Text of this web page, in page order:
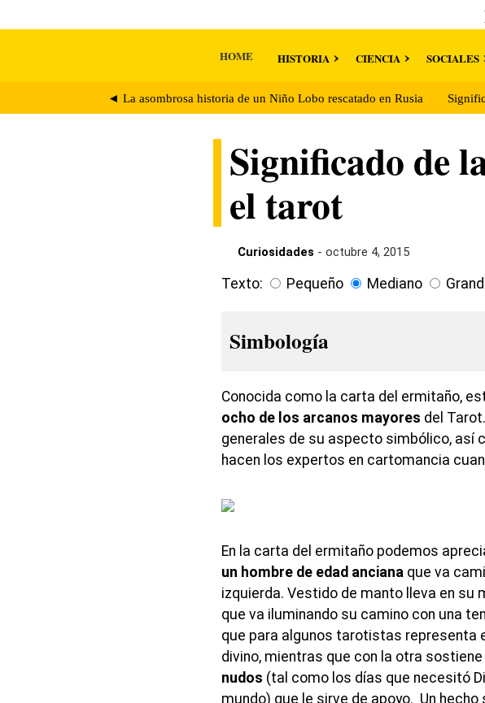
HOME HISTORIA CIENCIA SOCIALES
◄ La asombrosa historia de un Niño Lobo rescatado en Rusia
Significado de
el tarot
Curiosidades - octubre 4, 2015
Texto: Pequeño Mediano
Simbología
Conocida como la carta del ermitaño,
ocho de los arcanos mayores del
generales de su aspecto simbólico, así
hacen los expertos en cartomancia
En la carta del ermitaño podemos
un hombre de edad anciana que va
izquierda. Vestido de manto lleva en su
que va iluminando su camino con una
que para algunos tarotistas representa
divino, mientras que con la otra sostiene
nudos (tal como los días que necesitó
mundo) que le sirve de apoyo. Un